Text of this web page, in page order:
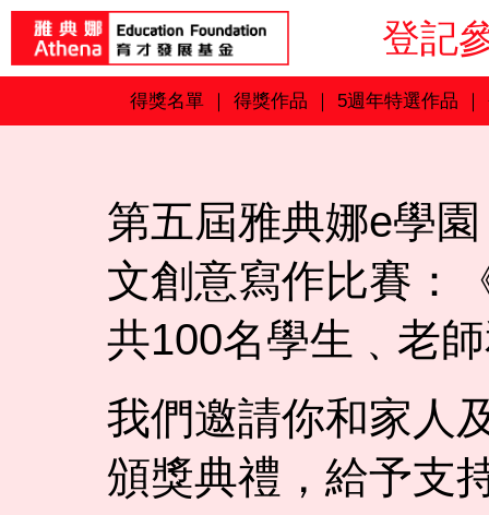
登記
得獎名單 ｜ 得獎作品 ｜ 5週年特選作品 ｜
第五屆雅典娜e學
文創意寫作比賽：
共100名學生﹑老
我們邀請你和家人
頒獎典禮，給予支